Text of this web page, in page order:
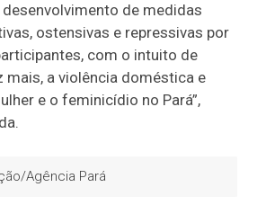
de medidas
ostensivas e repressivas por
com o intuito de
mais, a violência doméstica e
e o feminicídio no Pará”,
Agência Pará